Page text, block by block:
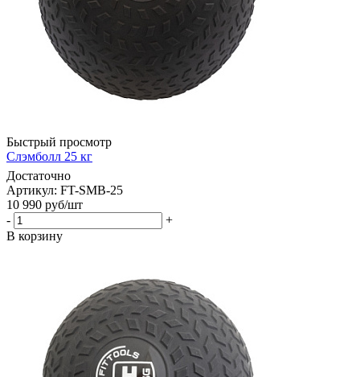
Быстрый просмотр
Слэмболл 25 кг
Достаточно
Артикул: FT-SMB-25
10 990 руб/шт
-
+
В корзину